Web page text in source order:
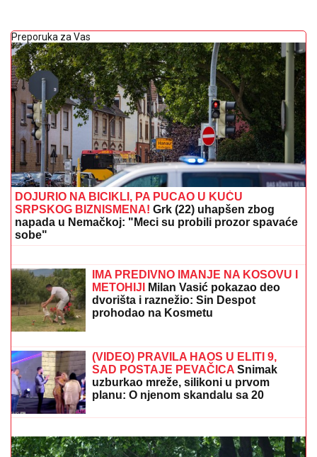
Preporuka za Vas
DOJURIO NA BICIKLI, PA PUCAO U KUĆU
SRPSKOG BIZNISMENA! Grk (22) uhapšen zbog
napada u Nemačkoj: "Meci su probili prozor spavaće
sobe"
Netanjahu i Kac dali zeleno svetlo za
obnovu: Želimo da se Gaza oporavi
dvorišta i raznežio: Sin Despot
prohodao na Kosmetu